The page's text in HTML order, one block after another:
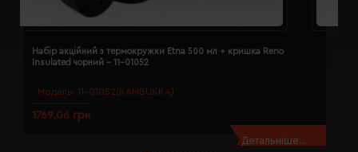
Модель: 11-01052(KAMBUKKA)
Набір акційний з термокружки Etna 500 мл + кришка Reno
Insulated чорний - 11-01052
1769.06 грн
Детальніше...